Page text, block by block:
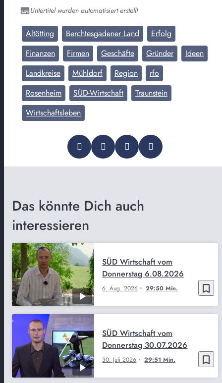
Untertitel wurden automatisiert erstellt
Altötting Berchtesgadener Land
Erfolg
Finanzen
Firmen Geschäfte Gründer
Ideen
Landkreise
Mühldorf Region
rfo
Rosenheim
SÜD-Wirtschaft
Traunstein
Wirtschaftsleben
Das könnte Dich auch
interessieren
bookmark_border
6. Aug. 2026 29:50 Min.
SÜD Wirtschaft vom
Donnerstag 6.08.2026
bookmark_border
30. Juli 2026 29:51 Min.
SÜD Wirtschaft vom
Donnerstag 30.07.2026